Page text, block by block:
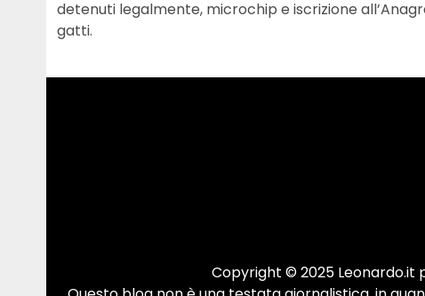
detenuti legalmente, microchip e iscrizione
gatti.
Copyright © 2025 Leonardo.it